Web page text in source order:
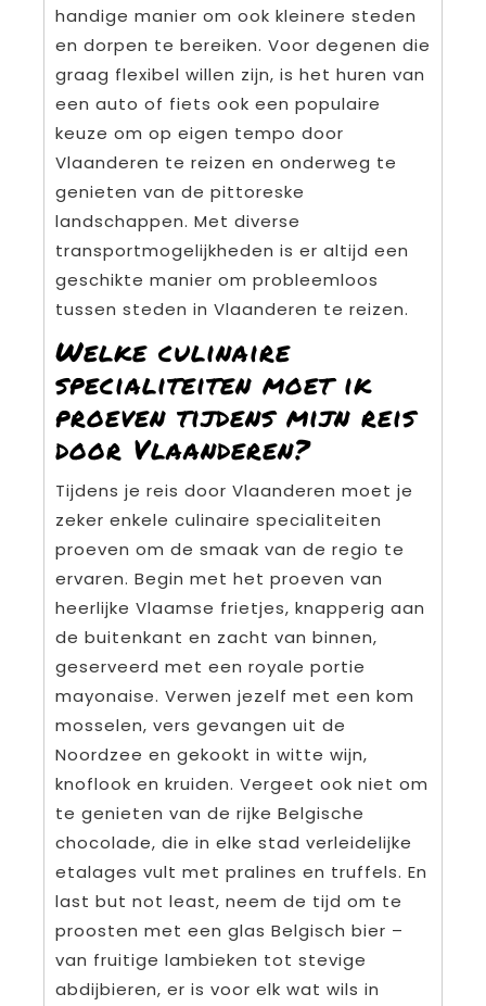
handige manier om ook kleinere steden
en dorpen te bereiken. Voor degenen die
graag flexibel willen zijn, is het huren van
een auto of fiets ook een populaire
keuze om op eigen tempo door
Vlaanderen te reizen en onderweg te
genieten van de pittoreske
landschappen. Met diverse
transportmogelijkheden is er altijd een
geschikte manier om probleemloos
tussen steden in Vlaanderen te reizen.
Welke culinaire
specialiteiten moet ik
proeven tijdens mijn reis
door Vlaanderen?
Tijdens je reis door Vlaanderen moet je
zeker enkele culinaire specialiteiten
proeven om de smaak van de regio te
ervaren. Begin met het proeven van
heerlijke Vlaamse frietjes, knapperig aan
de buitenkant en zacht van binnen,
geserveerd met een royale portie
mayonaise. Verwen jezelf met een kom
mosselen, vers gevangen uit de
Noordzee en gekookt in witte wijn,
knoflook en kruiden. Vergeet ook niet om
te genieten van de rijke Belgische
chocolade, die in elke stad verleidelijke
etalages vult met pralines en truffels. En
last but not least, neem de tijd om te
proosten met een glas Belgisch bier –
van fruitige lambieken tot stevige
abdijbieren, er is voor elk wat wils in